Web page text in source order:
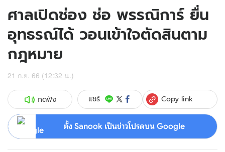
ศาลเปิดช่อง ช่อ พรรณิการ์ ยื่น
อุทธรณ์ได้ วอนเข้าใจตัดสินตาม
กฎหมาย
21 ก.ย. 66 (12:32 น.)
กดฟัง แชร์ Copy link
ตั้ง Sanook เป็นข่าวโปรดบน Google